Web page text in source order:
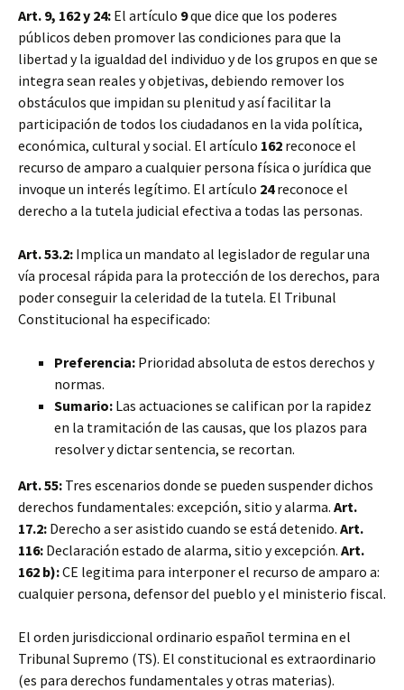
Art. 9, 162 y 24: El artículo 9que dice que los poderes
públicos deben promover las condiciones para que la
libertad y la igualdad del individuo y de los grupos en que se
integra sean reales y objetivas, debiendo remover los
obstáculos que impidan su plenitud y así facilitar la
participación de todos los ciudadanos en la vida política,
económica, cultural y social. El artículo 162 reconoce el
recurso de amparo a cualquier persona física o jurídica que
invoque un interés legítimo. El artículo 24reconoce el
derecho a la tutela judicial efectiva a todas las personas.
Art. 53.2: Implica un mandato al legislador de regular una
vía procesal rápida para la protección de los derechos, para
poder conseguir la celeridad de la tutela. El Tribunal
Constitucional ha especificado:
Preferencia: Prioridad absoluta de estos derechos y
normas.
Sumario: Las actuaciones se califican por la rapidez
en la tramitación de las causas, que los plazos para
resolver y dictar sentencia, se recortan.
Art. 55: Tres escenarios donde se pueden suspender dichos
derechos fundamentales: excepción, sitio y alarma. Art.
17.2: Derecho a ser asistido cuando se está detenido. Art.
116: Declaración estado de alarma, sitio y excepción. Art.
162 b):CE legitima para interponer el recurso de amparo a:
cualquier persona, defensor del pueblo y el ministerio fiscal.
El orden jurisdiccional ordinario español termina en el
Tribunal Supremo (TS). El constitucional es extraordinario
(es para derechos fundamentales y otras materias).